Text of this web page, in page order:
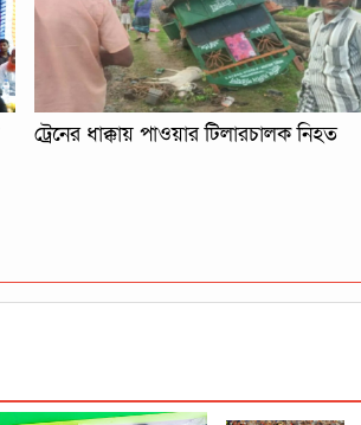
ট্রেনের ধাক্কায় পাওয়ার টিলারচালক নিহত